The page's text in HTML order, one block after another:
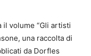
il volume “Gli artisti
una raccolta di
da Dorfles